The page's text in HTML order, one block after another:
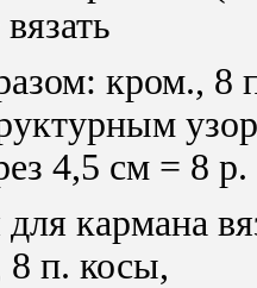
кром., 8
4,5 см = 8 р.
для кармана
8 п. косы,